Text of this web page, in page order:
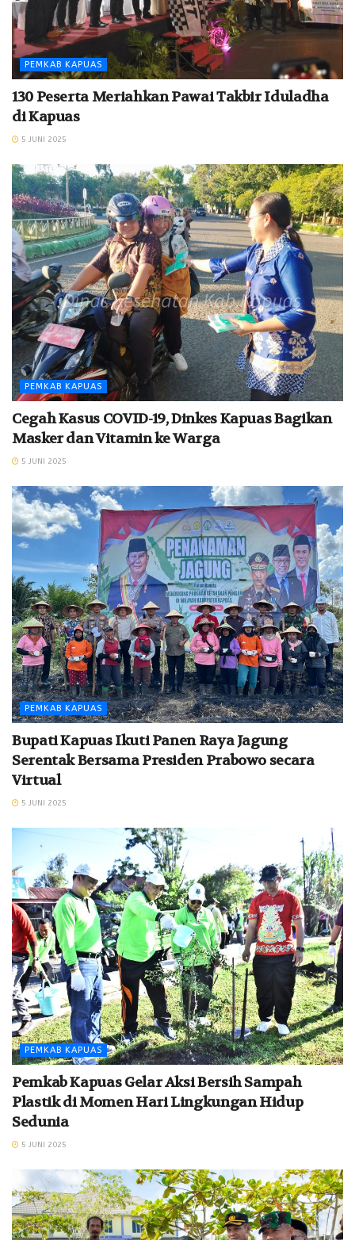
PEMKAB KAPUAS
130 Peserta Meriahkan Pawai Takbir Iduladha
di Kapuas
5 JUNI 2025
PEMKAB KAPUAS
Cegah Kasus COVID-19, Dinkes Kapuas Bagikan
Masker dan Vitamin ke Warga
5 JUNI 2025
PEMKAB KAPUAS
Bupati Kapuas Ikuti Panen Raya Jagung
Serentak Bersama Presiden Prabowo secara
Virtual
5 JUNI 2025
PEMKAB KAPUAS
Pemkab Kapuas Gelar Aksi Bersih Sampah
Plastik di Momen Hari Lingkungan Hidup
Sedunia
5 JUNI 2025